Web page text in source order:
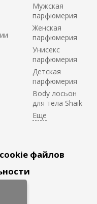
Мужская
парфюмерия
Женская
парфюмерия
Унисекс
парфюмерия
Детская
парфюмерия
Body лосьон
для тела Shaik
файлов